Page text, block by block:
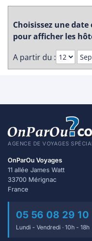
Choisissez une
pour afficher les
A partir du :
AGENCE DE VOYAGES
OnParOu Voyages
11 allée James Watt
33700 Mérignac
France
05 56 08 29 10
Lundi - Vendredi · 10h - 18h